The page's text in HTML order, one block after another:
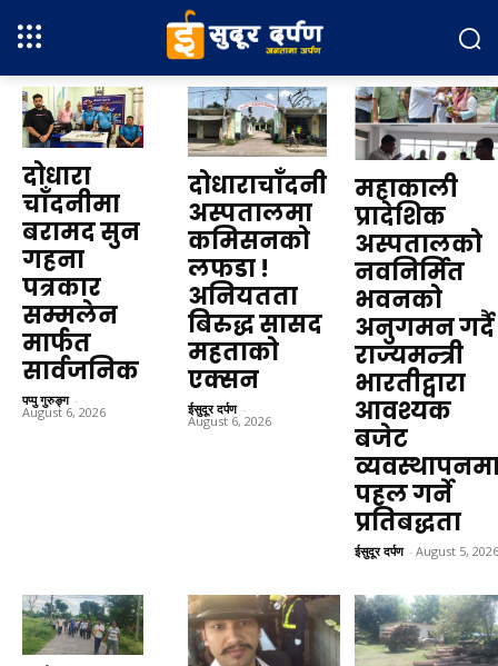
दोधारा
चाँदनीमा
बरामद सुन
गहना
पत्रकार
सम्मलेन
मार्फत
सार्वजनिक
पप्पु गुरुङ्ग -
August 6, 2026
दोधाराचाँदनी
अस्पतालमा
कमिसनको
लफडा !
अनियतता
बिरुद्ध सासद
महताको
एक्सन
ईसुदूर दर्पण -
August 6, 2026
महाकाली
प्रादेशिक
अस्पतालको
नवनिर्मित
भवनको
अनुगमन गर्दै
राज्यमन्त्री
भारतीद्वारा
आवश्यक
बजेट
पहल गर्ने
प्रतिबद्धता
ईसुदूर दर्पण - August 5, 2026